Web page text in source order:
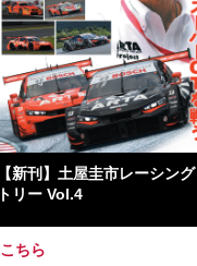
【新刊】土屋圭市レーシン
トリー Vol.4
ちら